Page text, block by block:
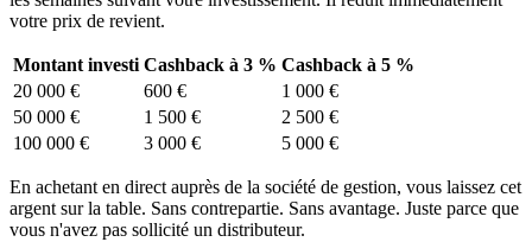
votre prix de revient.
Montant investi Cashback à 3 % Cashback à 5 %
20 000 €
600 €
1 000 €
50 000 €
1 500 €
2 500 €
100 000 €
3 000 € 5 000 €
En achetant en direct auprès de la société de gestion, vous laissez cet
argent sur la table. Sans contrepartie. Sans avantage. Juste parce que
vous n'avez pas sollicité un distributeur.